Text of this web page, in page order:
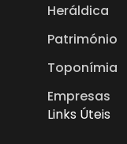
Heráldica
Património
Toponímia
Empresas
Links Úteis